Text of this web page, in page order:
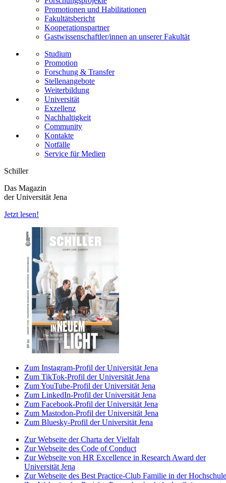
Promotionen und Habilitationen
Fakultätsbericht
Kooperationspartner
Gastwissenschaftler/innen an unserer Fakultät
Studium
Promotion
Forschung & Transfer
Stellenangebote
Weiterbildung
Universität
Exzellenz
Nachhaltigkeit
Community
Kontakte
Notfälle
Service für Medien
Schiller
Das Magazin
der Universität Jena
Jetzt lesen!
Zum Instagram-Profil der Universität Jena
Zum TikTok-Profil der Universität Jena
Zum YouTube-Profil der Universität Jena
Zum LinkedIn-Profil der Universität Jena
Zum Facebook-Profil der Universität Jena
Zum Mastodon-Profil der Universität Jena
Zum Bluesky-Profil der Universität Jena
Zur Webseite der Charta der Vielfalt
Zur Webseite des Code of Conduct
Zur Webseite von HR Excellence in Research Award der
Universität Jena
Zur Webseite des Best Practice-Club Familie in der Hochschule